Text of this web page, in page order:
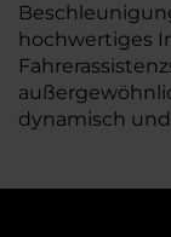
hochwertiges
dynamisch